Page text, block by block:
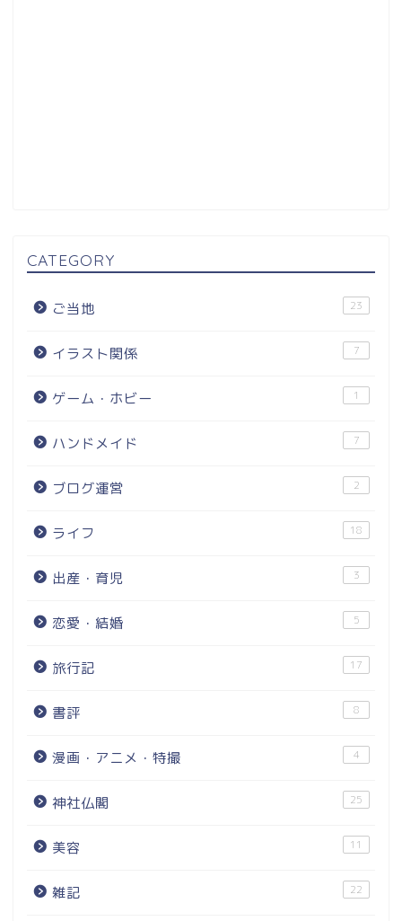
CATEGORY
ご当地 23
イラスト関係 7
ゲーム・ホビー 1
ハンドメイド 7
ブログ運営 2
ライフ 18
出産・育児 3
恋愛・結婚 5
旅行記 17
書評 8
漫画・アニメ・特撮 4
神社仏閣 25
美容 11
雑記 22